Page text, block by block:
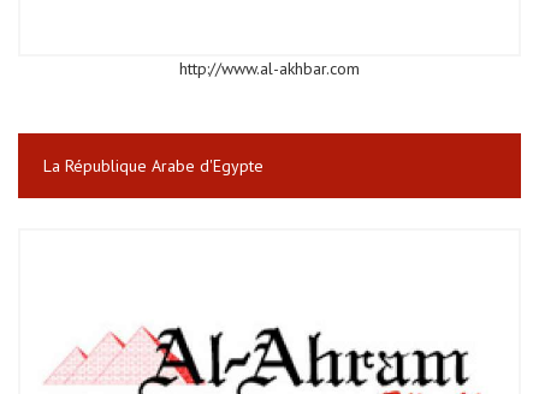
http://www.al-akhbar.com
La République Arabe d'Egypte